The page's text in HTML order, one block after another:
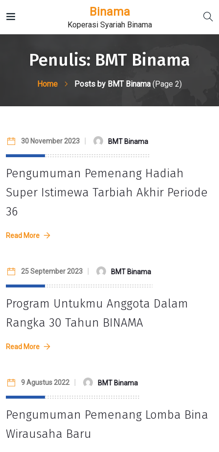
Binama
Koperasi Syariah Binama
Penulis: BMT Binama
Home Posts by BMT Binama (Page 2)
30 November 2023 BMT Binama
Pengumuman Pemenang Hadiah
Super Istimewa Tarbiah Akhir Periode
36
Read More
25 September 2023 BMT Binama
Program Untukmu Anggota Dalam
Rangka 30 Tahun BINAMA
Read More
9 Agustus 2022 BMT Binama
Pengumuman Pemenang Lomba Bina
Wirausaha Baru